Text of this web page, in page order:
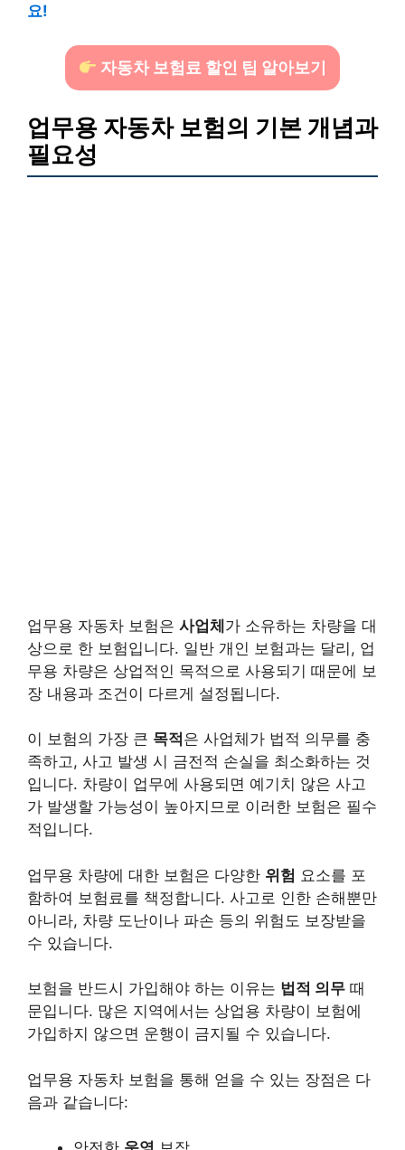
요!
자동차 보험료 할인 팁 알아보기
업무용 자동차 보험의 기본 개념과
필요성
업무용 자동차 보험은 사업체가 소유하는 차량을 대
상으로 한 보험입니다. 일반 개인 보험과는 달리, 업
무용 차량은 상업적인 목적으로 사용되기 때문에 보
장 내용과 조건이 다르게 설정됩니다.
이 보험의 가장 큰 목적 은 사업체가 법적 의무를 충
족하고, 사고 발생 시 금전적 손실을 최소화하는 것
입니다. 차량이 업무에 사용되면 예기치 않은 사고
가 발생할 가능성이 높아지므로 이러한 보험은 필수
적입니다.
업무용 차량에 대한 보험은 다양한 위험 요소를 포
함하여 보험료를 책정합니다. 사고로 인한 손해뿐만
아니라, 차량 도난이나 파손 등의 위험도 보장받을
수 있습니다.
보험을 반드시 가입해야 하는 이유는 법적 의무 때
문입니다. 많은 지역에서는 상업용 차량이 보험에
가입하지 않으면 운행이 금지될 수 있습니다.
업무용 자동차 보험을 통해 얻을 수 있는 장점은 다
음과 같습니다: